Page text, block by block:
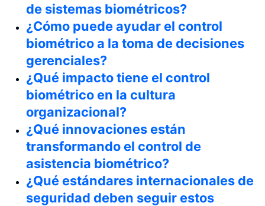
de sistemas biométricos?
¿Cómo puede ayudar el control
biométrico a la toma de decisiones
gerenciales?
¿Qué impacto tiene el control
biométrico en la cultura
organizacional?
¿Qué innovaciones están
transformando el control de
asistencia biométrico?
¿Qué estándares internacionales de
seguridad deben seguir estos